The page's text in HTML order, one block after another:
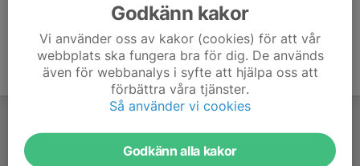
Godkänn kakor
Vi använder oss av kakor (cookies) för att vår
webbplats ska fungera bra för dig. De används
även för webbanalys i syfte att hjälpa oss att
förbättra våra tjänster.
Så använder vi cookies
Godkänn alla kakor